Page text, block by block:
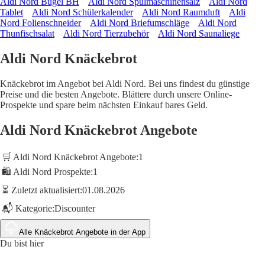
Tablet
Aldi Nord Schülerkalender Aldi Nord Raumduft
Aldi
Nord Folienschneider
Aldi Nord Briefumschläge
Aldi Nord
Thunfischsalat
Aldi Nord Tierzubehör Aldi Nord Saunaliege
Aldi Nord Knäckebrot
Knäckebrot im Angebot bei Aldi Nord. Bei uns findest du günstige
Preise und die besten Angebote. Blättere durch unsere Online-
Prospekte und spare beim nächsten Einkauf bares Geld.
Aldi Nord Knäckebrot Angebote
🛒 Aldi Nord Knäckebrot Angebote:1
🛍️ Aldi Nord Prospekte:1
⏳ Zuletzt aktualisiert:01.08.2026
📬 Kategorie:Discounter
Alle Knäckebrot Angebote in der App
Du bist hier